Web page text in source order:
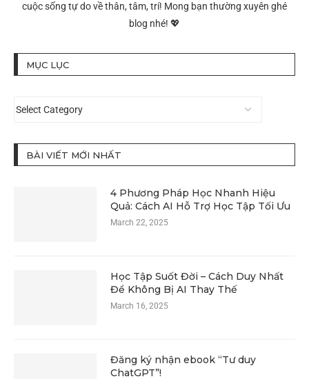
cuộc sống tự do về thân, tâm, trí! Mong bạn thường xuyên ghé
blog nhé! 💖
MỤC LỤC
BÀI VIẾT MỚI NHẤT
4 Phương Pháp Học Nhanh Hiệu
Quả: Cách AI Hỗ Trợ Học Tập Tối Ưu
March 22, 2025
Học Tập Suốt Đời – Cách Duy Nhất
Để Không Bị AI Thay Thế
March 16, 2025
Đăng ký nhận ebook “Tư duy
ChatGPT”!